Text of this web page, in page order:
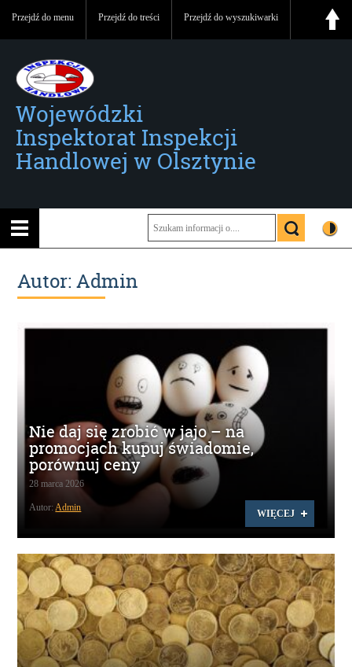
Przejdź do menu Przejdź do treści Przejdź do wyszukiwarki
Wojewódzki
Inspektorat Inspekcji
Handlowej w Olsztynie
Autor:Admin
Nie daj się zrobić w jajo – na
promocjach kupuj świadomie,
porównuj ceny
28 marca 2026
WIĘCEJ
Autor: Admin